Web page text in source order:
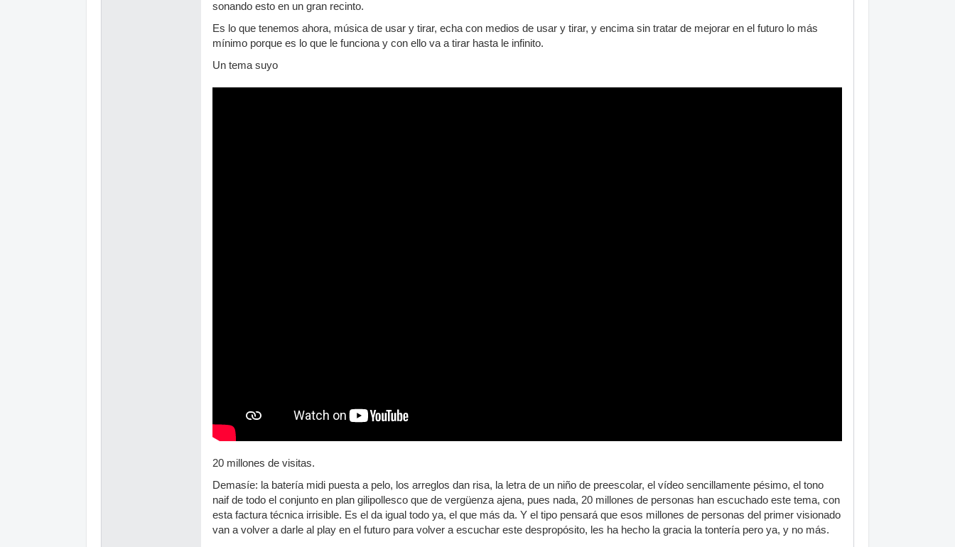
sonando esto en un gran recinto.
Es lo que tenemos ahora, música de usar y tirar, echa con medios de usar y tirar, y encima sin tratar de mejorar en el futuro lo más
mínimo porque es lo que le funciona y con ello va a tirar hasta le infinito.
Un tema suyo
20 millones de visitas.
Demasíe: la batería midi puesta a pelo, los arreglos dan risa, la letra de un niño de preescolar, el vídeo sencillamente pésimo, el tono
naif de todo el conjunto en plan gilipollesco que de vergüenza ajena, pues nada, 20 millones de personas han escuchado este tema, con
esta factura técnica irrisible. Es el da igual todo ya, el que más da. Y el tipo pensará que esos millones de personas del primer visionado
van a volver a darle al play en el futuro para volver a escuchar este despropósito, les ha hecho la gracia la tontería pero ya, y no más.